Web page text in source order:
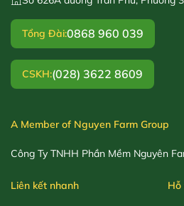
Tổng Đài:0868 960 039
CSKH:(028) 3622 8609
A Member of Nguyen Farm Group
Công Ty TNHH Phần Mềm Nguyên
Liên kết nhanh